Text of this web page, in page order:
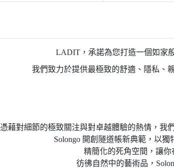
LADIT，承諾為您打造一個如家
我們致力於提供最極致的舒適、隱私、
憑藉對細節的極致關注與對卓越體驗的熱情，我
Solongo 開創隧道帳新典範，以
精簡化的死角空間，讓你
彷彿自然中的藝術品，